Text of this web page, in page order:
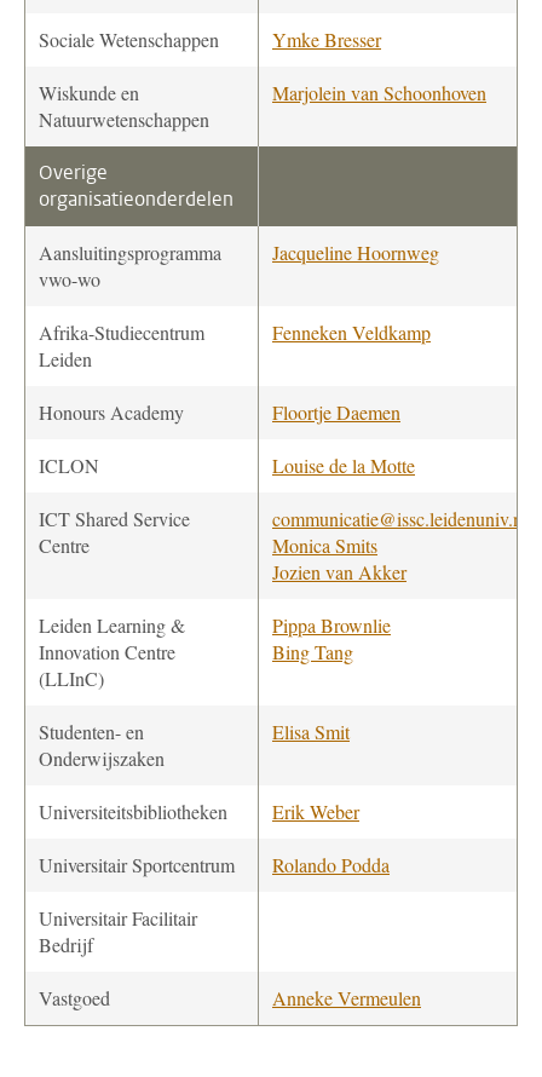
Sociale Wetenschappen Ymke Bresser
Wiskunde en
Natuurwetenschappen
Marjolein van Schoonhoven
Overige
organisatieonderdelen
Aansluitingsprogramma
vwo-wo
Jacqueline Hoornweg
Afrika-Studiecentrum
Leiden
Fenneken Veldkamp
Honours Academy Floortje Daemen
ICLON Louise de la Motte
ICT Shared Service
Centre
communicatie@issc.leidenuniv.nl
Monica Smits
Jozien van Akker
Leiden Learning &
Innovation Centre
(LLInC)
Pippa Brownlie
Bing Tang
Studenten- en
Onderwijszaken
Elisa Smit
Universiteitsbibliotheken Erik Weber
Universitair Sportcentrum Rolando Podda
Universitair Facilitair
Bedrijf
Vastgoed Anneke Vermeulen